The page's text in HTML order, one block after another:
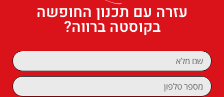
עזרה עם תכנון החופשה
בקוסטה ברווה?